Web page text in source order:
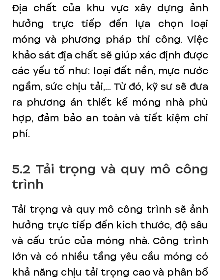
Địa chất của khu vực xây dựng ảnh
hưởng trực tiếp đến lựa chọn loại
móng và phương pháp thi công. Việc
khảo sát địa chất sẽ giúp xác định được
các yếu tố như: loại đất nền, mực nước
ngầm, sức chịu tải,... Từ đó, kỹ sư sẽ đưa
ra phương án thiết kế móng nhà phù
hợp, đảm bảo an toàn và tiết kiệm chi
phí.
5.2 Tải trọng và quy mô công
trình
Tải trọng và quy mô công trình sẽ ảnh
hưởng trực tiếp đến kích thước, độ sâu
và cấu trúc của móng nhà. Công trình
lớn và có nhiều tầng yêu cầu móng có
khả năng chịu tải trọng cao và phân bố